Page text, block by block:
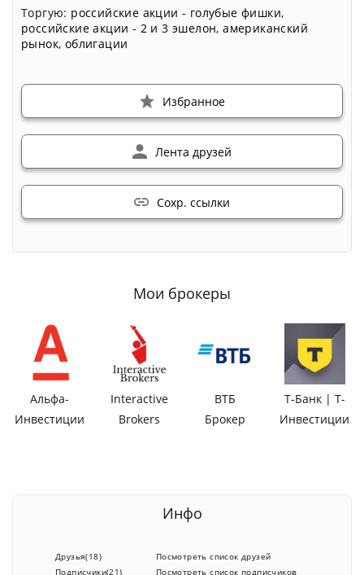
Торгую: российские акции - голубые фишки,
российские акции - 2 и 3 эшелон,американский
рынок, облигации
Избранное
Лента друзей
Сохр. ссылки
Мои брокеры
Альфа-
Инвестиции
Interactive
Brokers
ВТБ
Брокер
Т-Банк | Т-
Инвестиции
Инфо
Друзья(18)
Подписчики(21)
Посмотреть список друзей
Посмотреть список подписчиков